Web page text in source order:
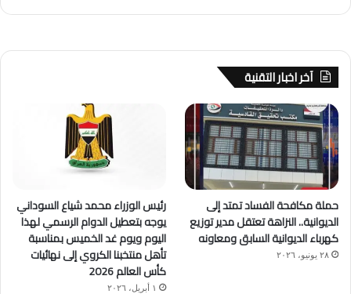
آخر اخبار التقنية
حملة مكافحة الفساد تمتد إلى
الديوانية.. النزاهة تعتقل مدير توزيع
كهرباء الديوانية السابق ومعاونه
٢٨ يونيو، ٢٠٢٦
رئيس الوزراء محمد شياع السوداني
يوجه بتعطيل الدوام الرسمي لهذا
اليوم ويوم غد الخميس بمناسبة
تأهل منتخبنا الكروي إلى نهائيات
كأس العالم 2026
١ أبريل، ٢٠٢٦